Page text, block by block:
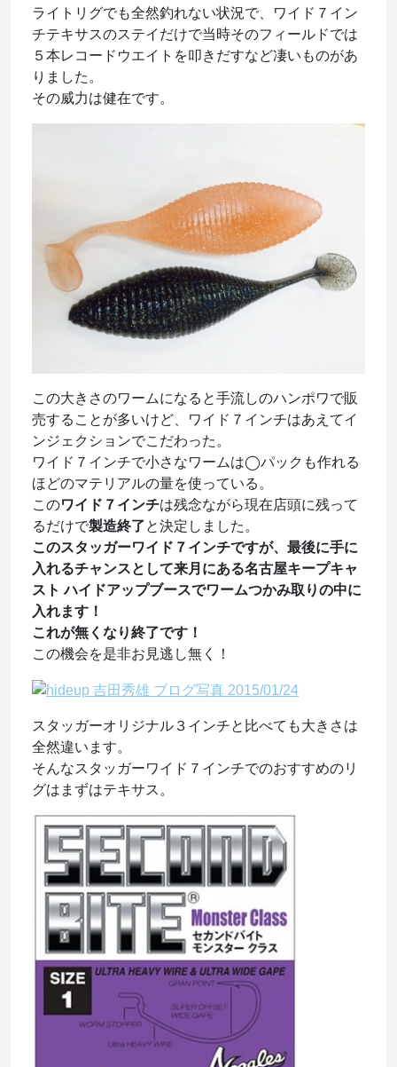
ライトリグでも全然釣れない状況で、ワイド７イン
チテキサスのステイだけで当時そのフィールドでは
５本レコードウエイトを叩きだすなど凄いものがあ
りました。
その威力は健在です。
この大きさのワームになると手流しのハンポワで販
売することが多いけど、ワイド７インチはあえてイ
ンジェクションでこだわった。
ワイド７インチで小さなワームは◯パックも作れる
ほどのマテリアルの量を使っている。
このワイド７インチは残念ながら現在店頭に残って
るだけで製造終了と決定しました。
このスタッガーワイド７インチですが、最後に手に
入れるチャンスとして来月にある名古屋キープキャ
スト ハイドアップブースでワームつかみ取りの中に
入れます！
これが無くなり終了です！
この機会を是非お見逃し無く！
スタッガーオリジナル３インチと比べても大きさは
全然違います。
そんなスタッガーワイド７インチでのおすすめのリ
グはまずはテキサス。